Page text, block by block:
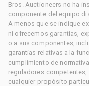
Bros. Auctioneers no ha
componente del equipo
A menos que se indique
ni ofrecemos garantías,
o a sus componentes,
garantías relativas a la
cumplimiento de
reguladores
cualquier propósito